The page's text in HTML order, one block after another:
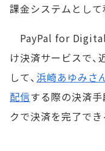
課金システムとして
PayPal for Digital
け決済サービスで、
して、 浜崎あゆみさ
配信する際の決済
クで決済を完了でき